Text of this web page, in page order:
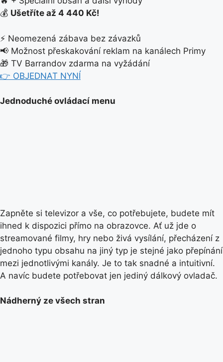
💰 Ušetříte až 4 440 Kč!
⚡ Neomezená zábava bez závazků
📢 Možnost přeskakování reklam na kanálech Primy
🎁 TV Barrandov zdarma na vyžádání
👉 OBJEDNAT NYNÍ
Jednoduché ovládací menu
Zapněte si televizor a vše, co potřebujete, budete mít
ihned k dispozici přímo na obrazovce. Ať už jde o
streamované filmy, hry nebo živá vysílání, přecházení z
jednoho typu obsahu na jiný typ je stejné jako přepínání
mezi jednotlivými kanály. Je to tak snadné a intuitivní.
A navíc budete potřebovat jen jediný dálkový ovladač.
Nádherný ze všech stran